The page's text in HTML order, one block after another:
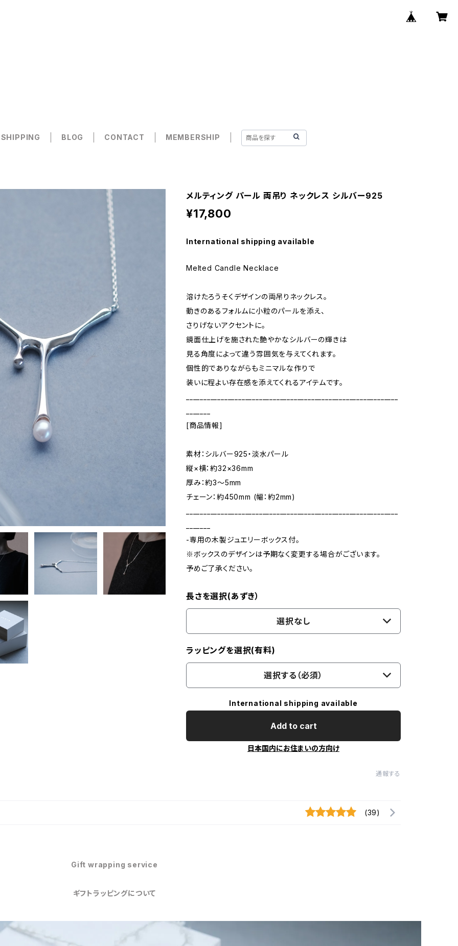
SHIPPING BLOG CONTACT MEMBERSHIP
メルティング パール 両吊り ネックレス シルバー925
¥17,800
International shipping available
Melted Candle Necklace
溶けたろうそくデザインの両吊りネックレス。
動きのあるフォルムに小粒のパールを添え、
さりげないアクセントに。
鏡面仕上げを施された艶やかなシルバーの輝きは
見る角度によって違う雰囲気を与えてくれます。
個性的でありながらもミニマルな作りで
装いに程よい存在感を添えてくれるアイテムです。
[商品情報]
素材：シルバー925・淡水パール
縦×横：約32×36mm
厚み：約3〜5mm
チェーン：約450mm (幅：約2mm)
-専用の木製ジュエリーボックス付。
※ボックスのデザインは予期なく変更する場合がございます。
予めご了承ください。
長さを選択(あずき）
選択なし
ラッピングを選択(有料)
選択する（必須）
International shipping available
Add to cart
日本国内にお住まいの方向け
通報する
(39)
Gift wrapping service
ギフトラッピングについて